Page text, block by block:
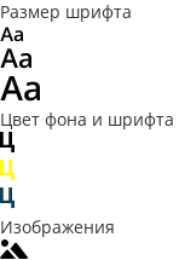
Размер шрифта
Цвет фона и шрифта
Изображения